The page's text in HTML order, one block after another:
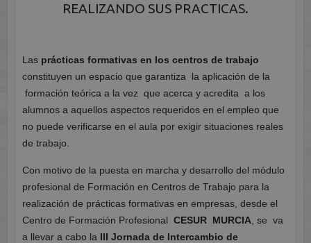
REALIZANDO SUS PRACTICAS.
Las prácticas formativas en los centros de trabajo
constituyen un espacio que garantiza la aplicación de la
formación teórica a la vez que acerca y acredita a los
alumnos a aquellos aspectos requeridos en el empleo que
no puede verificarse en el aula por exigir situaciones reales
de trabajo.
Con motivo de la puesta en marcha y desarrollo del módulo
profesional de Formación en Centros de Trabajo para la
realización de prácticas formativas en empresas, desde el
Centro de Formación Profesional CESUR MURCIA, se va
a llevar a cabo la III Jornada de Intercambio de